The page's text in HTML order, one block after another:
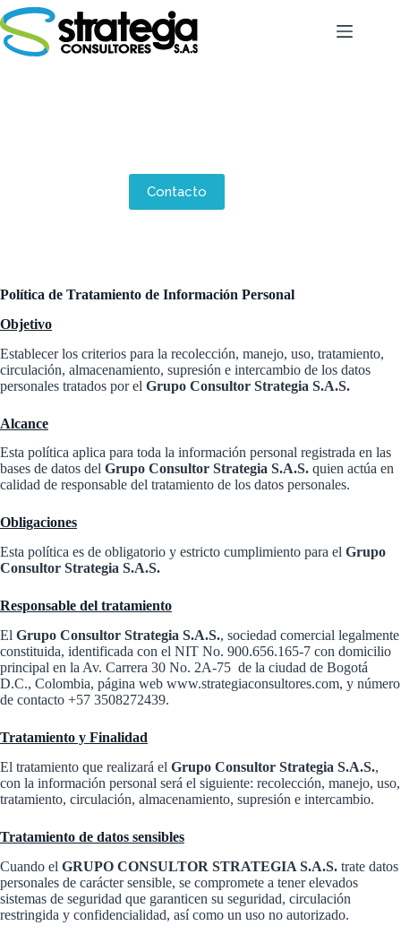
Saltar
al
contenido
Contacto
Política de Tratamiento de Información Personal
Objetivo
Establecer los criterios para la recolección, manejo, uso, tratamiento,
circulación, almacenamiento, supresión e intercambio de los datos
personales tratados por el Grupo Consultor Strategia S.A.S.
Alcance
Esta política aplica para toda la información personal registrada en las
bases de datos del Grupo Consultor Strategia S.A.S. quien actúa en
calidad de responsable del tratamiento de los datos personales.
Obligaciones
Esta política es de obligatorio y estricto cumplimiento para el Grupo
Consultor Strategia S.A.S.
Responsable del tratamiento
El Grupo Consultor Strategia S.A.S., sociedad comercial legalmente
constituida, identificada con el NIT No. 900.656.165-7 con domicilio
principal en la Av. Carrera 30 No. 2A-75 de la ciudad de Bogotá
D.C., Colombia, página web www.strategiaconsultores.com, y número
de contacto +57 3508272439.
Tratamiento y Finalidad
El tratamiento que realizará el Grupo Consultor Strategia S.A.S.,
con la información personal será el siguiente: recolección, manejo, uso,
tratamiento, circulación, almacenamiento, supresión e intercambio.
Tratamiento de datos sensibles
Cuando el GRUPO CONSULTOR STRATEGIA S.A.S. trate datos
personales de carácter sensible, se compromete a tener elevados
sistemas de seguridad que garanticen su seguridad, circulación
restringida y confidencialidad, así como un uso no autorizado.